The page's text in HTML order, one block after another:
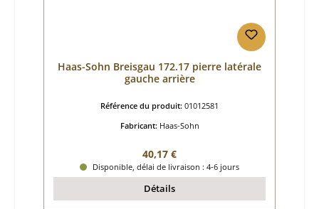
Haas-Sohn Breisgau 172.17 pierre latérale
gauche arrière
Référence du produit: 01012581
Fabricant: Haas-Sohn
Prix régulier :
40,17 €
Disponible, délai de livraison : 4-6 jours
Détails